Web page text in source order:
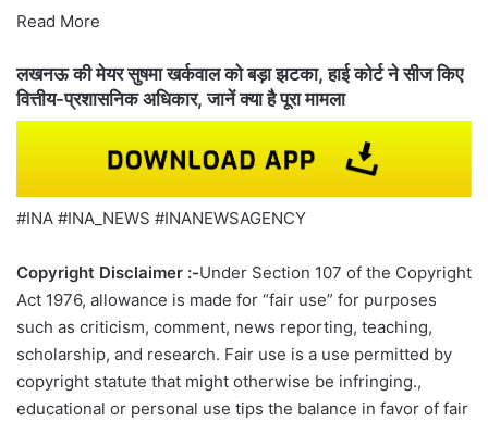
Read More
लखनऊ की मेयर सुषमा खर्कवाल को बड़ा झटका, हाई कोर्ट ने सीज किए
वित्तीय-प्रशासनिक अधिकार, जानें क्या है पूरा मामला
#INA #INA_NEWS #INANEWSAGENCY
Copyright Disclaimer :-Under Section 107 of the Copyright
Act 1976, allowance is made for “fair use” for purposes
such as criticism, comment, news reporting, teaching,
scholarship, and research. Fair use is a use permitted by
copyright statute that might otherwise be infringing.,
educational or personal use tips the balance in favor of fair